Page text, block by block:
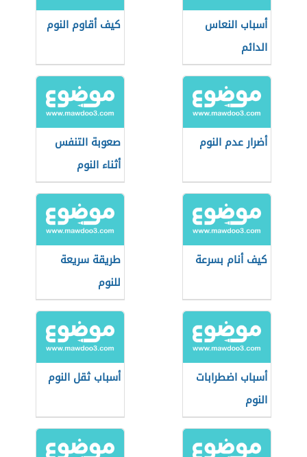
أسباب النعاس
الدائم
كيف أقاوم النوم
أضرار عدم النوم
صعوبة التنفس
أثناء النوم
كيف أنام بسرعة
طريقة سريعة
للنوم
أسباب اضطرابات
النوم
أسباب ثقل النوم